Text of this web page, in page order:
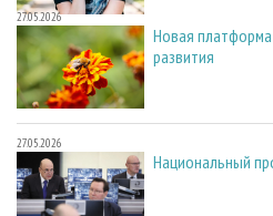
27.05.2026
Новая платформа
развития
27.05.2026
Национальный